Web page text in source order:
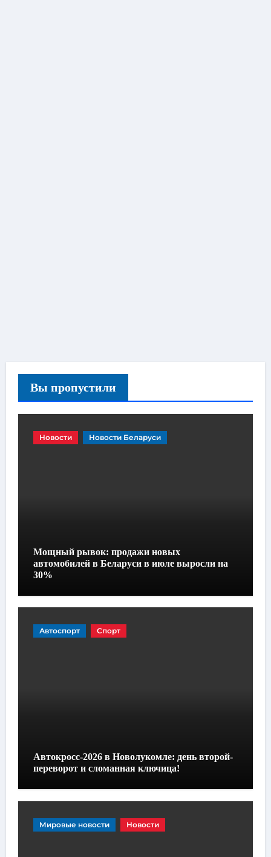
Вы пропустили
Новости Новости Беларуси
Мощный рывок: продажи новых
автомобилей в Беларуси в июле выросли на
30%
Автоспорт Спорт
Автокросс-2026 в Новолукомле: день второй-
переворот и сломанная ключица!
Мировые новости Новости